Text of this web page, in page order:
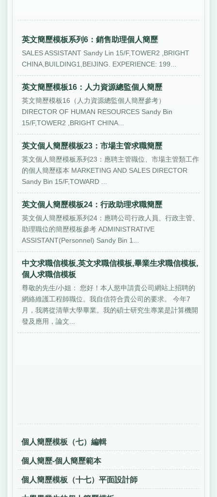
英文簡歷模板系列6：銷售助理個人簡歷
SALES ASSISTANT Sandy Lin 15/F,TOWER2 ,BRIGHT
CHINA,BUILDING1,BEIJING. EXPERIENCE: 199...
英文簡歷模板16：人力資源總監個人簡歷
英文簡歷模板16（人力資源總監個人簡歷參考）
DIRECTOR OF HUMAN RESOURCES Sandy Bin
15/F,TOWER2 ,BRIGHT CHINA...
英文個人簡歷模板23：市場主管求職簡歷
英文個人簡歷模板系列23：應聘主管職位、市場主管類工作
的個人簡歷樣本 MARKETING AND SALES DIRECTOR
Sandy Bin 15/F,TOWARD ...
英文個人簡歷模板24：行政助理求職簡歷
英文個人簡歷模板系列24：應聘公司行政人員、行政主管、
助理職位的簡歷模板參考 ADMINISTRATIVE
ASSISTANT(Personnel) Sandy Bin 1...
中文求職信模板,英文求職信模板,畢業生求職信模板,
個人求職信模板
尊敬的先生/小姐： 您好！本人慾申請貴公司網站上招聘的
網絡維護工程師職位。我自信符合貴公司的要求。 今年7
月，我將從清華大學畢業。我的碩士研究生專業是計算機開
發及應用，論文...
個人簡歷模板（七）編輯
個人簡歷-個人簡歷範本
個人簡歷模板（十七）平面設計師